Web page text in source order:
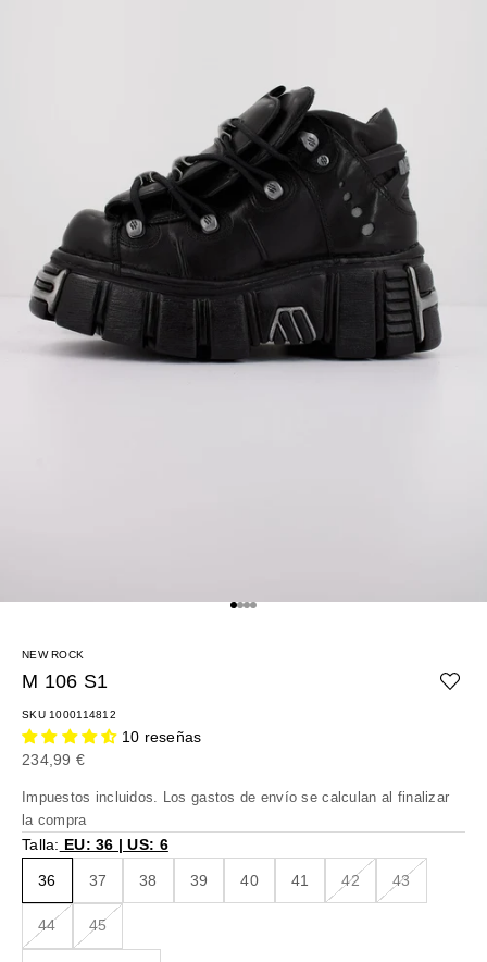
Ir al artículo 1
Ir al artículo 2
Ir al artículo 3
Ir al artículo 4
NEW ROCK
M 106 S1
SKU 1000114812
10 reseñas
Precio de oferta
234,99 €
Impuestos incluidos. Los gastos de envío se calculan al finalizar
la compra
Talla: EU: 36 | US: 6
36 37 38 39 40 41 42 43
44 45